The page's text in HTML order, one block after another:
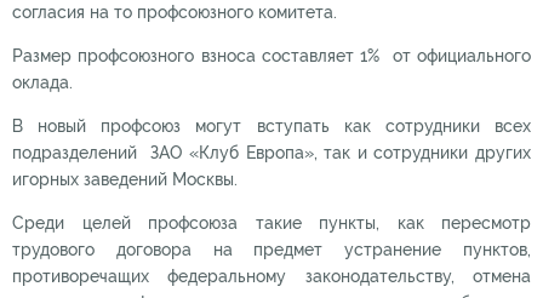
согласия на то профсоюзного комитета.
Размер профсоюзного взноса составляет 1% от официального
оклада.
В новый профсоюз могут вступать как сотрудники всех
подразделений ЗАО «Клуб Европа», так и сотрудники других
игорных заведений Москвы.
Среди целей профсоюза такие пункты, как пересмотр
трудового договора на предмет устранение пунктов,
противоречащих федеральному законодательству, отмена